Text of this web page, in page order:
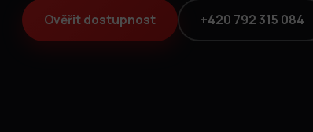
Ověřit dostupnost +420 792 315 084